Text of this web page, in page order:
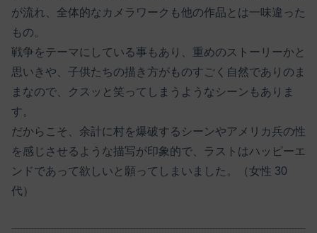
が流れ、全体的なカメラワークも他の作品とは一味違った
もの。
戦争をテーマにしている事もあり、重めのストーリーかと
思いきや、子供たちの描き方がものすごく自然でありのま
まなので、クスッと笑ってしまうようなシーンもありま
す。
だからこそ、余計に村を爆破するシーンやアメリカ兵の性
を感じさせるような描写が印象的で、ラストはハッピーエ
ンドであって欲しいと願ってしまいました。（女性 30
代）